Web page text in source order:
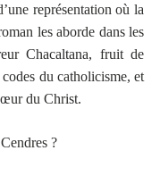
représentation où la
les aborde dans les
Chacaltana, fruit de
du catholicisme, et
du Christ.
?